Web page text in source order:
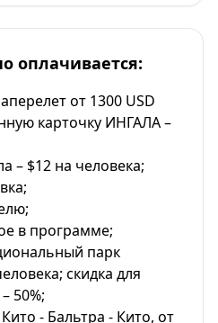
оплачивается:
от 1300 USD
карточку ИНГАЛА –
– $12 на человека;
в программе;
парк
скидка для
50%;
- Бальтра - Кито, от